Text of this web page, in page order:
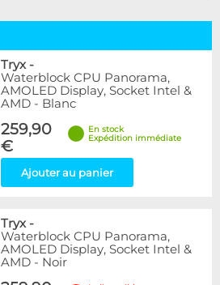
Tryx-
Waterblock CPU Panorama,
AMOLED Display, Socket Intel &
AMD - Blanc
259,90
€
En stock
Expédition immédiate
Ajouter au panier
Tryx-
Waterblock CPU Panorama,
AMOLED Display, Socket Intel &
AMD - Noir